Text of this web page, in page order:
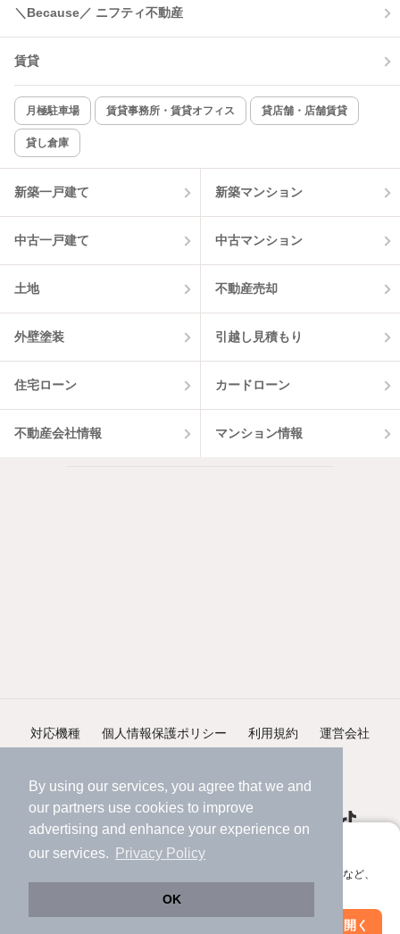
By using our services, you agree that we and
our partners use cookies to improve
advertising and enhance your experience on
our services.
Privacy Policy
OK
アプリに切り替えて、サクサクお部屋探し
会員登録なしですぐ使える。マップ検索やお気に入り保存など、
アプリを開く
絞り込み条件を変更
コンロ2口以上
新着のみ インターネット無料
該当件数:
0件
＼Because／ ニフティ不動産
賃貸
月極駐車場 賃貸事務所・賃貸オフィス 貸店舗・店舗賃貸
貸し倉庫
新築一戸建て 新築マンション
中古一戸建て 中古マンション
土地 不動産売却
外壁塗装 引越し見積もり
住宅ローン カードローン
不動産会社情報 マンション情報
対応機種 個人情報保護ポリシー 利用規約 運営会社
©NIFTY Lifestyle Co., Ltd.